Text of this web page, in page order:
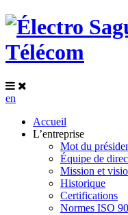
en
Accueil
L’entreprise
Mot du
Équipe de
Mission et
Historique
Certifications
Normes ISO